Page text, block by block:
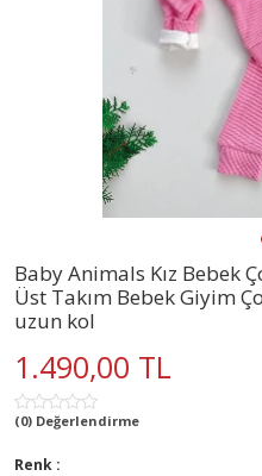
Baby Animals Kız Bebek
Üst Takım Bebek Giyim
uzun kol
1.490,00 TL
(0) Değerlendirme
Renk :